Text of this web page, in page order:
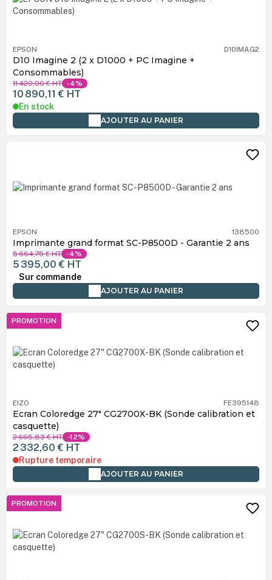
EPSON D10IMAG2
D10 Imagine 2 (2 x D1000 + PC Imagine +
Consommables)
11 420,00 €HT -4%
10 890,11 € HT
En stock
AJOUTER AU PANIER
EPSON 138500
Imprimante grand format SC-P8500D - Garantie 2 ans
5 664,75 €HT -4%
5 395,00 € HT
Sur commande
AJOUTER AU PANIER
PROMOTION
EIZO FE395148
Ecran Coloredge 27" CG2700X-BK (Sonde calibration et
casquette)
2 665,83 €HT -12%
2 332,60 € HT
Rupture temporaire
AJOUTER AU PANIER
PROMOTION